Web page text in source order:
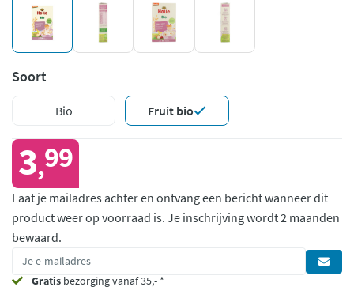
Soort
Bio Fruit bio
3,99
Laat je mailadres achter en ontvang een bericht wanneer dit
product weer op voorraad is. Je inschrijving wordt 2 maanden
bewaard.
Gratis bezorging vanaf 35,- *